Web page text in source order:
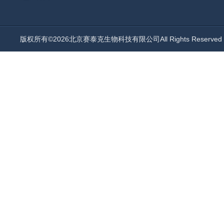
版权所有©2026北京赛泰克生物科技有限公司All Rights